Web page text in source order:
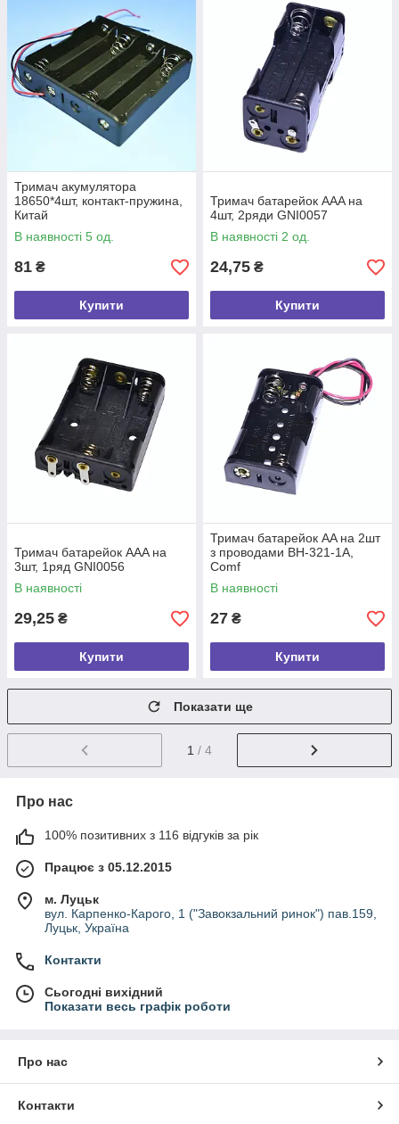
Тримач акумулятора
18650*4шт, контакт-пружина,
Китай
В наявності 5 од.
81 ₴
Купити
Тримач батарейок AAA на
4шт, 2ряди GNI0057
В наявності 2 од.
24,75 ₴
Купити
Тримач батарейок AAA на
3шт, 1ряд GNI0056
В наявності
29,25 ₴
Купити
Тримач батарейок AA на 2шт
з проводами BH-321-1A,
Comf
В наявності
27 ₴
Купити
Показати ще
1 / 4
Про нас
100% позитивних з 116 відгуків за рік
Працює з 05.12.2015
м. Луцьк
вул. Карпенко-Карого, 1 ("Завокзальний ринок") пав.159,
Луцьк, Україна
Контакти
Сьогодні вихідний
Показати весь графік роботи
Про нас
Контакти